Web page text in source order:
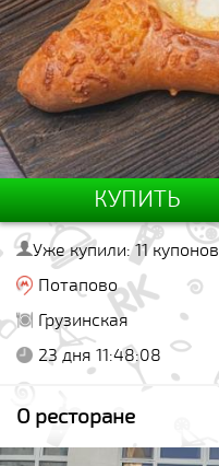
КУПИТЬ
Уже купили: 11 купонов
Потапово
Грузинская
23 дня 11:48:07
О ресторане